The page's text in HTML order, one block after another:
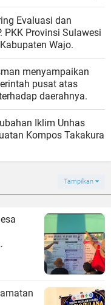
Evaluasi dan
Wajo.
menyampaikan
pusat atas
daerahnya.
Iklim Unhas
Kompos Takakura
Tampilkan